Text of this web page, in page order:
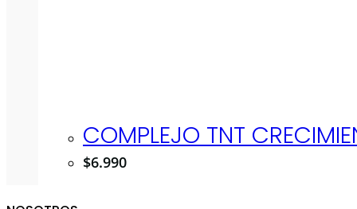
COMPLEJO TNT
$6.990